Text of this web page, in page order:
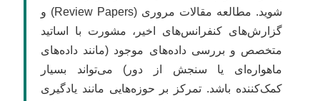
شوید. مطالعه مقالات مروری (Review Papers) و
گزارش‌های کنفرانس‌های اخیر، مشورت با اساتید
متخصص و بررسی داده‌های موجود (مانند داده‌های
ماهواره‌ای یا سنجش از دور) می‌تواند بسیار
کمک‌کننده باشد. تمرکز بر حوزه‌هایی مانند یادگیری